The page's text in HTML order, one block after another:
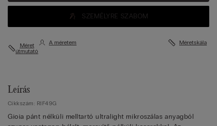
SZEMÉLYRE SZABOM
Méret
útmutató
A méretem Méretskála
Leírás
Cikkszám: RIF49G
Gioia pánt nélküli melltartó ultralight mikroszálas anyagból